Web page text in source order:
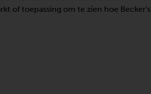
of toepassing om te zien hoe Becker's